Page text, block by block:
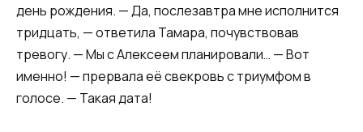
день рождения. — Да, послезавтра мне исполнится
тридцать, — ответила Тамара, почувствовав
тревогу. — Мы с Алексеем планировали… — Вот
именно! — прервала её свекровь с триумфом в
голосе. — Такая дата!